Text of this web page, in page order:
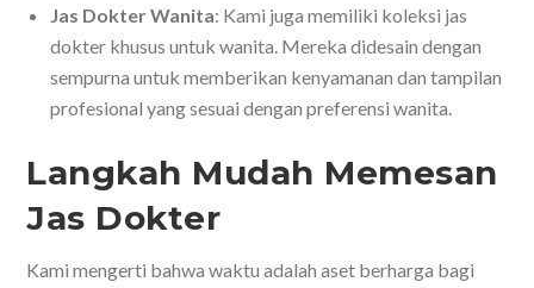
Jas Dokter Wanita: Kami juga memiliki koleksi jas
dokter khusus untuk wanita. Mereka didesain dengan
sempurna untuk memberikan kenyamanan dan tampilan
profesional yang sesuai dengan preferensi wanita.
Langkah Mudah Memesan
Jas Dokter
Kami mengerti bahwa waktu adalah aset berharga bagi